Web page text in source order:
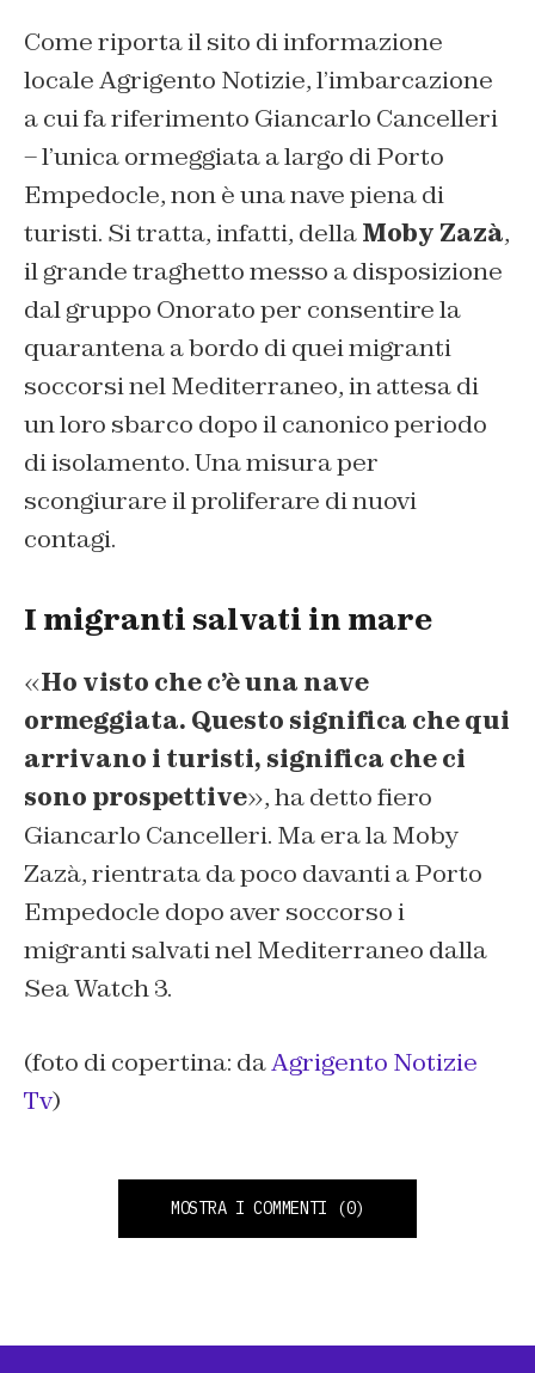
Come riporta il sito di informazione
localeAgrigento Notizie,l’imbarcazione
a cui fa riferimento Giancarlo Cancelleri
– l’unica ormeggiata a largo di Porto
Empedocle, non è una nave piena di
turisti. Si tratta, infatti, dellaMoby Zazà,
il grande traghetto messo a disposizione
dal gruppo Onorato per consentire la
quarantena a bordo di quei migranti
soccorsi nel Mediterraneo, in attesa di
un loro sbarco dopo il canonico periodo
di isolamento. Una misura per
scongiurare il proliferare di nuovi
contagi.
I migranti salvati in mare
«Ho visto che c’è una nave
ormeggiata. Questo significa che qui
arrivano i turisti, significa che ci
sono prospettive», ha detto fiero
Giancarlo Cancelleri. Ma era la Moby
Zazà, rientrata da poco davanti a Porto
Empedocle dopo aver soccorso i
migranti salvati nel Mediterraneo dalla
Sea Watch 3.
(foto di copertina: daAgrigento Notizie
Tv)
MOSTRA I COMMENTI (0)